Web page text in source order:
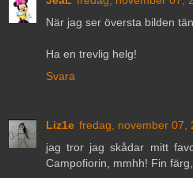
När jag ser översta bilden
Ha en trevlig helg!
Svara
Liz1e fredag, november 07,
jag tror jag skådar mitt
Campofiorin, mmhh! Fin